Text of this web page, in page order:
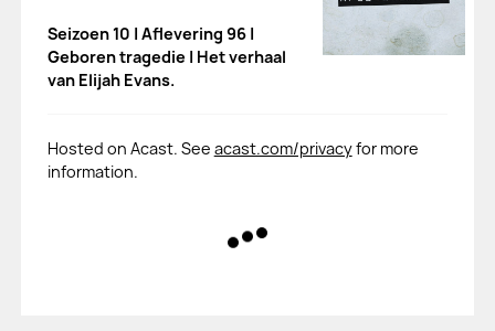
Seizoen 10 | Aflevering 96 |
Geboren tragedie | Het verhaal
van Elijah Evans.
Hosted on Acast. See acast.com/privacyfor more
information.